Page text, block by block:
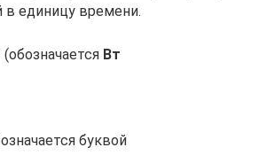
единицу времени.
(обозначается Вт
буквой